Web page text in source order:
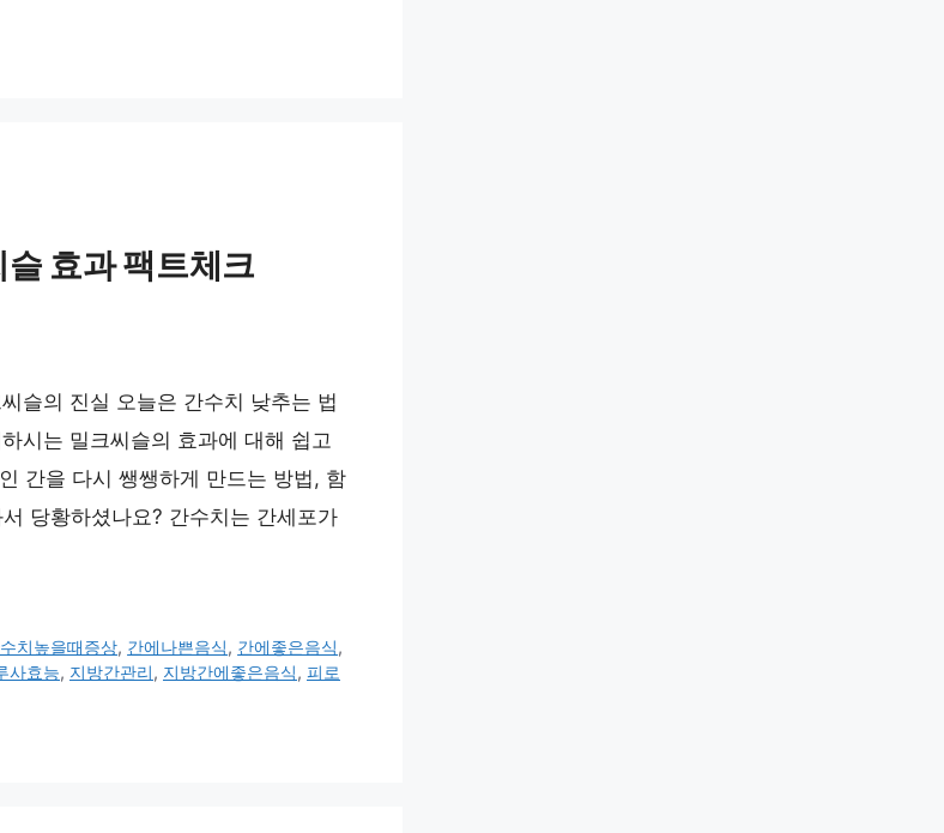
효과 팩트체크
슬의 진실 오늘은 간수치 낮추는 법
시는 밀크씨슬의 효과에 대해 쉽고
간을 다시 쌩쌩하게 만드는 방법, 함
당황하셨나요? 간수치는 간세포가
치높을때증상, 간에나쁜음식, 간에좋은음식,
사효능, 지방간관리, 지방간에좋은음식, 피로